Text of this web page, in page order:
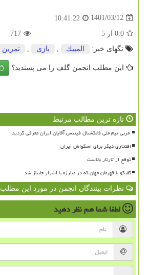
1401/03/12
10:41:22
0.0 از 5
717
تگهای خبر:
المپیك بازی تمرین
این مطلب انجمن گلف را می پسندید؟
تازه ترین مطالب مرتبط
افتخاری دیگر برای اسکواش ایران
توقع از تارتار بالاست
گفتگو با قهرمان جهان که در مبارزه با اشرار جانباز شد
نظرات بینندگان انجمن در مورد این مطلب
لطفا شما همنظر دهید